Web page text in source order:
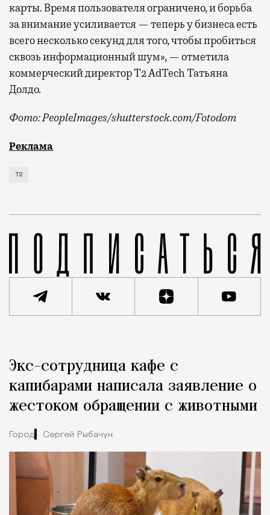
карты. Время пользователя ограничено, и борьба
за внимание усиливается — теперь у бизнеса есть
всего несколько секунд для того, чтобы пробиться
сквозь информационный шум», — отметила
коммерческий директор Т2 AdTech Татьяна
Долдо.
Фото: PeopleImages/shutterstock.com/Fotodom
Мобильный оператор Т2 изучил модели интернет-
Реклама
Т2
Город
Экс-сотрудница кафе с
капибарами написала заявление о
жестоком обращении с животными
Город Сергей Рыбачук